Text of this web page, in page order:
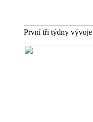
První tři týdny vývoje